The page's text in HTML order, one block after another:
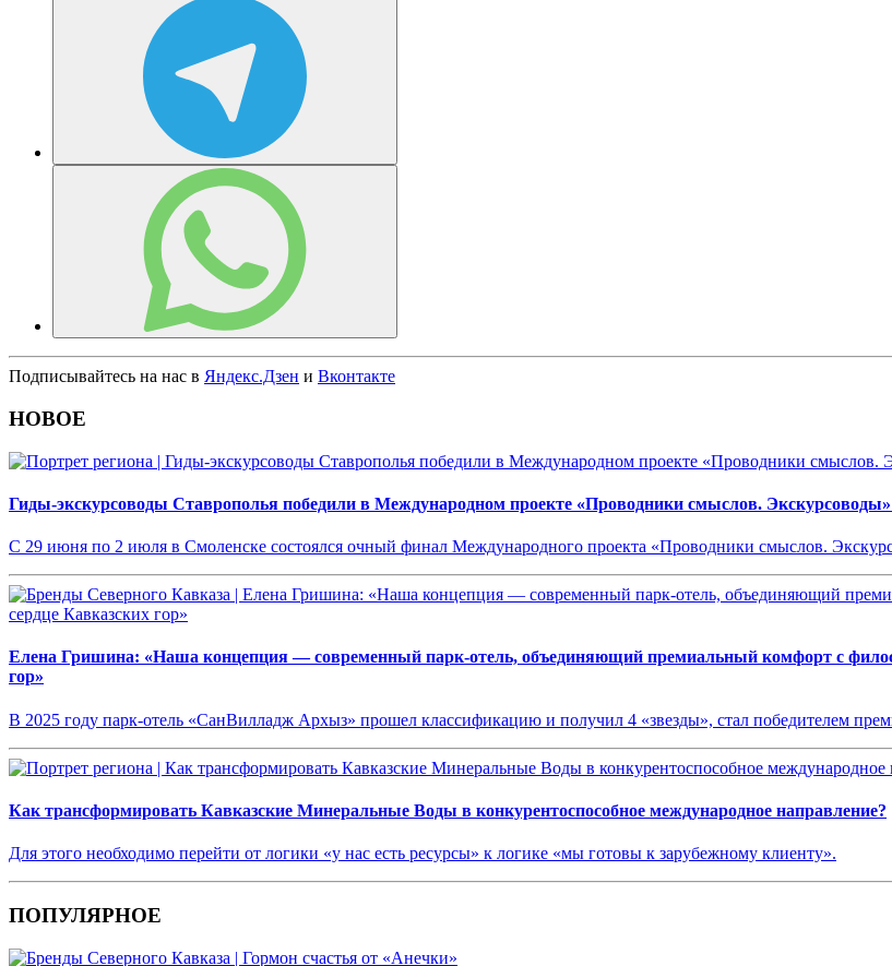
Подписывайтесь на нас в Яндекс.Дзен и Вконтакте
НОВОЕ
Гиды-экскурсоводы Ставрополья победили в Международном проекте «Проводники смыслов.
С 29 июня по 2 июля в Смоленске состоялся очный финал Международного проекта «Проводники смыслов.
Елена Гришина: «Наша концепция — современный парк-отель, объединяющий премиальный комфорт с
гор»
В 2025 году парк-отель «СанВилладж Архыз» прошел классификацию и получил 4 «звезды», стал победителем
Как трансформировать Кавказские Минеральные Воды в конкурентоспособное международное направление?
Для этого необходимо перейти от логики «у нас есть ресурсы» к логике «мы готовы к зарубежному клиенту».
ПОПУЛЯРНОЕ